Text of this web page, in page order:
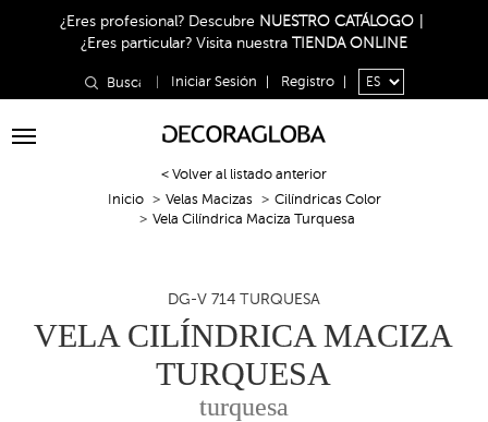
¿Eres profesional? Descubre NUESTRO CATÁLOGO
¿Eres particular? Visita nuestra TIENDA ONLINE
Iniciar Sesión Registro
Toggle
< Volver al listado anterior
Inicio
Velas Macizas
Cilíndricas Color
Vela Cilíndrica Maciza Turquesa
DG-V 714 TURQUESA
VELA CILÍNDRICA MACIZA
TURQUESA
turquesa